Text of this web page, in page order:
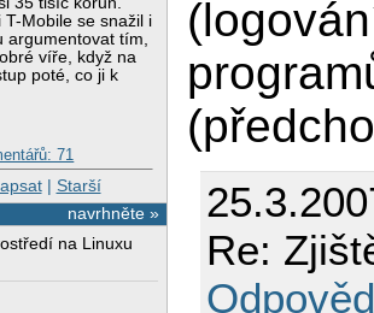
Mobile se snažil i
argumentovat tím,
víře, když na
poté, co ji k
71
| Starší
navrhněte »
na Linuxu
Re: